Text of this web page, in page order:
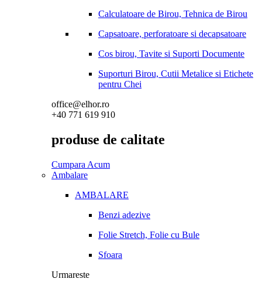
Calculatoare de Birou, Tehnica de Birou
Capsatoare, perforatoare si decapsatoare
Cos birou, Tavite si Suporti Documente
Suporturi Birou, Cutii Metalice si Etichete
pentru Chei
office@elhor.ro
+40 771 619 910
produse de calitate
Cumpara Acum
Ambalare
AMBALARE
Benzi adezive
Folie Stretch, Folie cu Bule
Sfoara
Urmareste